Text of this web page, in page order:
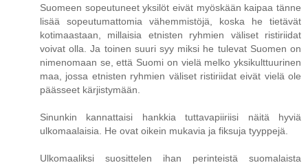
Suomeen sopeutuneet yksilöt eivät myöskään kaipaa tänne
lisää sopeutumattomia vähemmistöjä, koska he tietävät
kotimaastaan, millaisia etnisten ryhmien väliset ristiriidat
voivat olla. Ja toinen suuri syy miksi he tulevat Suomen on
nimenomaan se, että Suomi on vielä melko yksikulttuurinen
maa, jossa etnisten ryhmien väliset ristiriidat eivät vielä ole
päässeet kärjistymään.
Sinunkin kannattaisi hankkia tuttavapiiriisi näitä hyviä
ulkomaalaisia. He ovat oikein mukavia ja fiksuja tyyppejä.
Ulkomaaliksi suosittelen ihan perinteistä suomalaista